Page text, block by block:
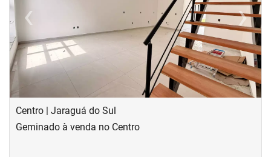
‹Previous ›Next
Centro | Jaraguá do Sul
Geminado à venda no Centro